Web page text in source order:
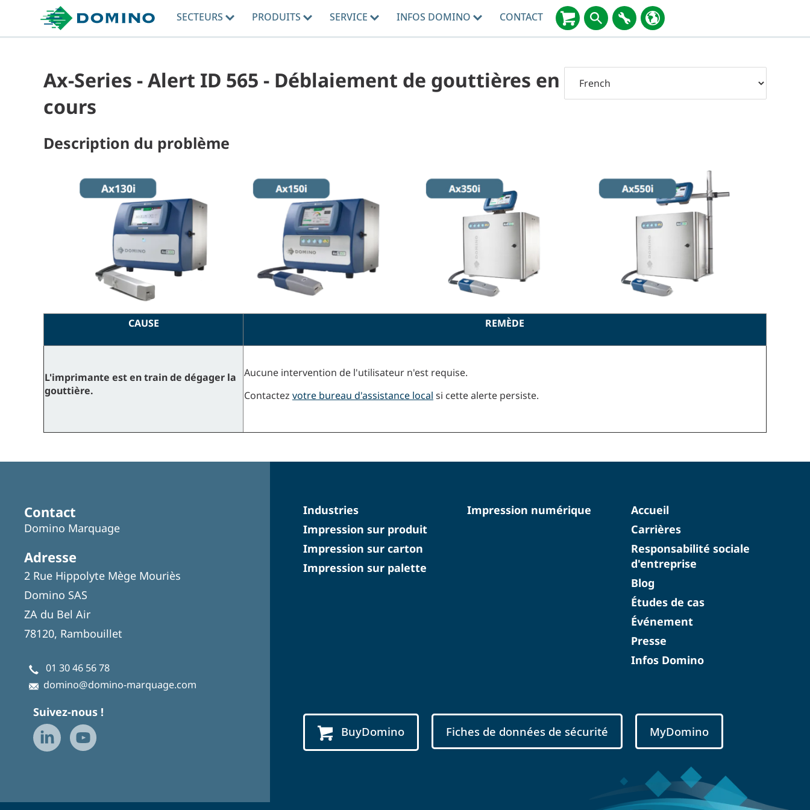
SECTEURS PRODUITS SERVICE INFOS DOMINO CONTACT
Ax-Series - Alert ID 565 - Déblaiement de gouttières en
cours
Description du problème
CAUSE REMÈDE
L'imprimante est en train de dégager la
gouttière.
Aucune intervention de l'utilisateur n'est requise.
Contactez votre bureau d'assistance local si cette alerte persiste.
Contact
Domino Marquage
Adresse
2 Rue Hippolyte Mège Mouriès
Domino SAS
ZA du Bel Air
78120, Rambouillet
01 30 46 56 78
domino@domino-marquage.com
Suivez-nous !
Industries
Impression sur produit
Impression sur carton
Impression sur palette
Impression numérique
Accueil
Carrières
Responsabilité sociale
d'entreprise
Blog
Études de cas
Événement
Presse
Infos Domino
BuyDomino Fiches de données de sécurité MyDomino